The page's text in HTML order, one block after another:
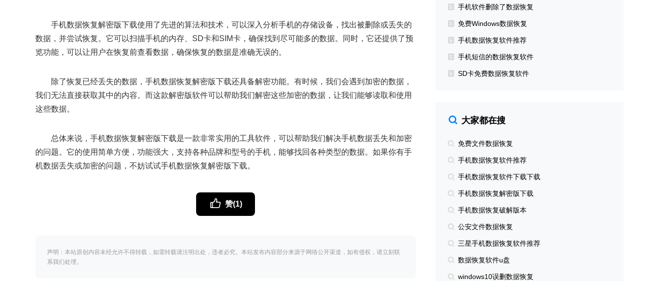
手机数据恢复解密版下载使用了先进的算法和技术，可以深入分析手机的存储设备，找出被删除或丢失的
数据，并尝试恢复。它可以扫描手机的内存、SD卡和SIM卡，确保找到尽可能多的数据。同时，它还提供了预
览功能，可以让用户在恢复前查看数据，确保恢复的数据是准确无误的。
除了恢复已经丢失的数据，手机数据恢复解密版下载还具备解密功能。有时候，我们会遇到加密的数据，
我们无法直接获取其中的内容。而这款解密版软件可以帮助我们解密这些加密的数据，让我们能够读取和使用
这些数据。
总体来说，手机数据恢复解密版下载是一款非常实用的工具软件，可以帮助我们解决手机数据丢失和加密
的问题。它的使用简单方便，功能强大，支持各种品牌和型号的手机，能够找回各种类型的数据。如果你有手
机数据丢失或加密的问题，不妨试试手机数据恢复解密版下载。
赞(1)
声明：本站原创内容未经允许不得转载，如需转载请注明出处，违者必究。本站发布内容部分来源于网络公开渠道，如有侵权，请立刻联
系我们处理。
手机软件删除了数据恢复
免费Windows数据恢复
手机数据恢复软件推荐
手机短信的数据恢复软件
SD卡免费数据恢复软件
大家都在搜
免费文件数据恢复
手机数据恢复软件推荐
手机数据恢复软件下载下载
手机数据恢复解密版下载
手机数据恢复破解版本
公安文件数据恢复
三星手机数据恢复软件推荐
数据恢复软件u盘
windows10误删数据恢复